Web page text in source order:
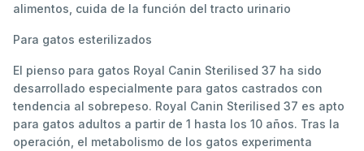
alimentos, cuida de la función del tracto urinario
Para gatos esterilizados
El pienso para gatos Royal Canin Sterilised 37 ha sido
desarrollado especialmente para gatos castrados con
tendencia al sobrepeso. Royal Canin Sterilised 37 es apto
para gatos adultos a partir de 1 hasta los 10 años. Tras la
operación, el metabolismo de los gatos experimenta